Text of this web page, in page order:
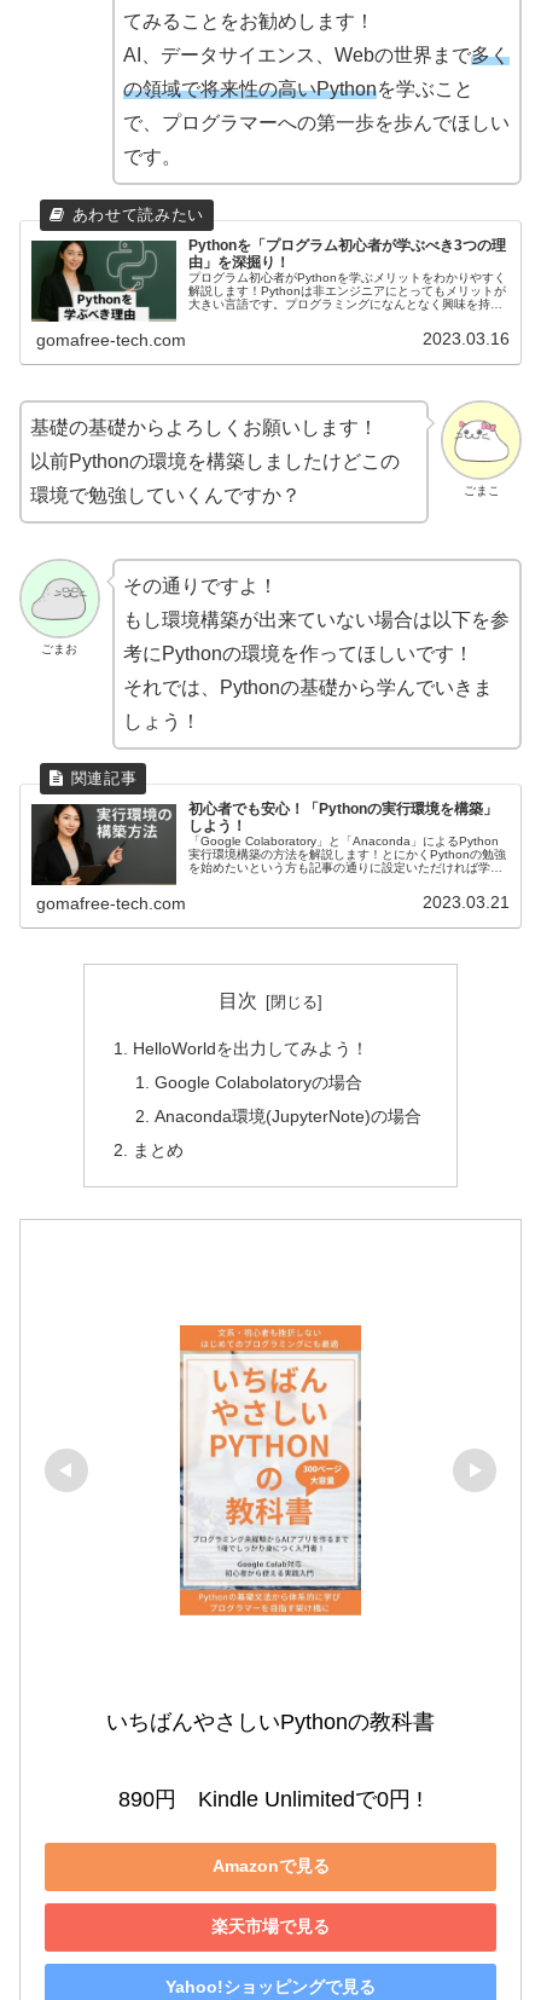
てみることをお勧めします！
AI、データサイエンス、Webの世界まで多く
の領域で将来性の高いPythonを学ぶこと
で、プログラマーへの第一歩を歩んでほしい
です。
Pythonを「プログラム初心者が学ぶべき3つの理
由」を深掘り！
プログラム初心者がPythonを学ぶメリットをわかりやすく
解説します！Pythonは非エンジニアにとってもメリットが
大きい言語です。プログラミングになんとなく興味を持っ
gomafree-tech.com 2023.03.16
ごまこ
基礎の基礎からよろしくお願いします！
以前Pythonの環境を構築しましたけどこの
環境で勉強していくんですか？
ごまお
その通りですよ！
もし環境構築が出来ていない場合は以下を参
考にPythonの環境を作ってほしいです！
それでは、Pythonの基礎から学んでいきま
しょう！
初心者でも安心！「Pythonの実行環境を構築」
しよう！
「Google Colaboratory」と「Anaconda」によるPython
実行環境構築の方法を解説します！とにかくPythonの勉強
を始めたいという方も記事の通りに設定いただければ学習
gomafree-tech.com 2023.03.21
目次
HelloWorldを出力してみよう！
Google Colabolatoryの場合
Anaconda環境(JupyterNote)の場合
まとめ
いちばんやさしいPythonの教科書
890円　Kindle Unlimitedで0円 !
Amazonで見る
楽天市場で見る
Yahoo!ショッピングで見る